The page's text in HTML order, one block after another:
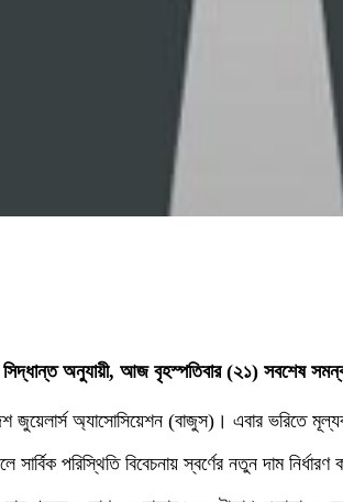
অনুযায়ী, আজ বৃহস্পতিবার (২১) সবশেষ
জুয়েলার্স অ্যাসোসিয়েশন (বাজুস)। এবার ভরিতে
পরিস্থিতি বিবেচনায় স্বর্ণের নতুন দাম